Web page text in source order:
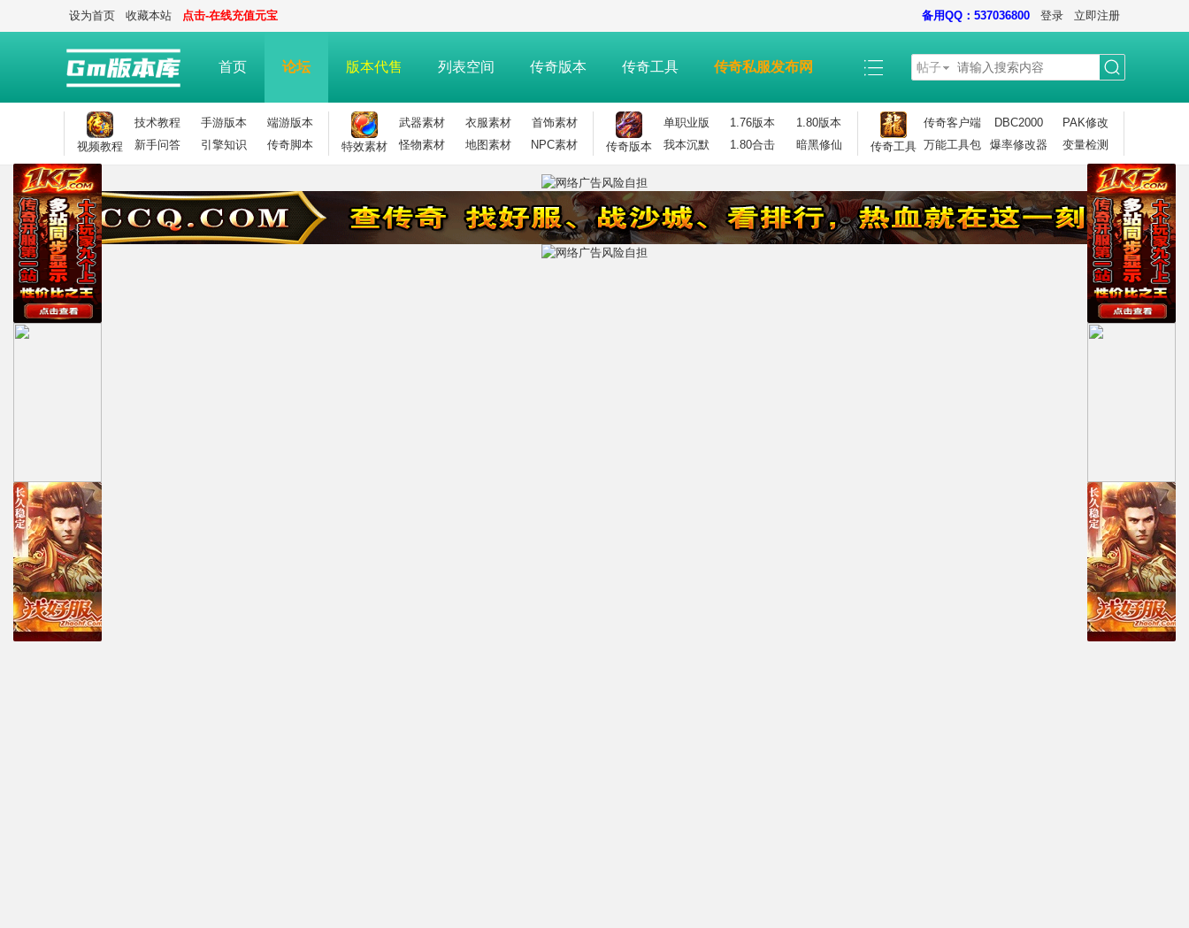
设为首页 收藏本站 点击-在线充值元宝 备用QQ：537036800 登录 立即注册
首页 论坛 版本代售 列表空间 传奇版本 传奇工具 传奇私服发布网 帖子
索
视频教程
技术教程 手游版本
端游版本
新手问答
引擎知识 传奇脚本 特效素材
武器素材 衣服素材
首饰素材
怪物素材
地图素材 NPC素材 传奇版本
单职业版 1.76版本
1.80版本
我本沉默
1.80合击 暗黑修仙 传奇工具
传奇客户端 DBC2000
PAK修改
万能工具包
爆率修改器 变量检测